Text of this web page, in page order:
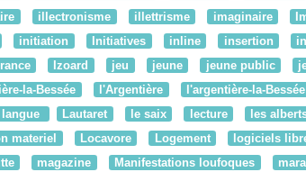
illectronisme illettrisme imaginaire
initiation Initiatives inline insertion
Izoard jeu jeune jeune public
la-Bessée l'Argentière l'argentière-la-Bessée
langue Lautaret le saix lecture les
materiel Locavore Logement logiciels
magazine Manifestations loufoques